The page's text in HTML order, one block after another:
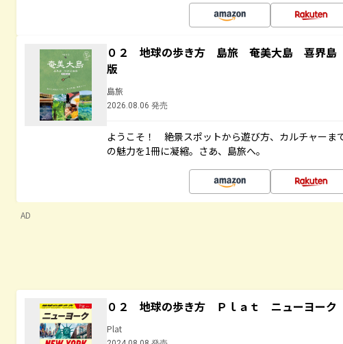
０２ 地球の歩き方 島旅 奄美大島 喜界島
版
島旅
2026.08.06 発売
ようこそ！ 絶景スポットから遊び方、カルチャーま
の魅力を1冊に凝縮。さあ、島旅へ。
AD
０２ 地球の歩き方 Ｐｌａｔ ニューヨーク
Plat